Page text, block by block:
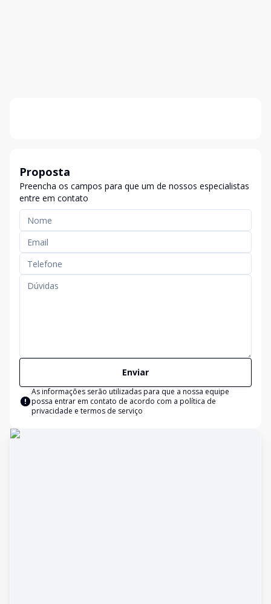
Proposta
Preencha os campos para que um de nossos especialistas
entre em contato
Enviar
As informações serão utilizadas para que a nossa equipe
possa entrar em contato de acordo com a política de
privacidade e termos de serviço